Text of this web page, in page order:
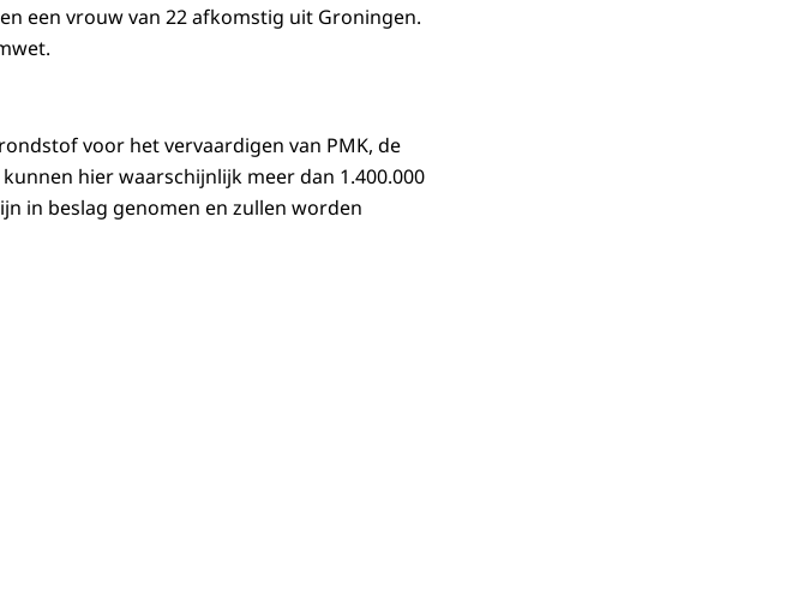
een vrouw van 22 afkomstig uit Groningen.
voor het vervaardigen van PMK, de
hier waarschijnlijk meer dan 1.400.000
in beslag genomen en zullen worden